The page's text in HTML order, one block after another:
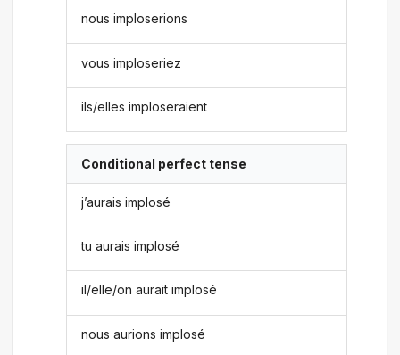
nous imploserions
vous imploseriez
ils/elles imploseraient
Conditional perfect tense
j’aurais implosé
tu aurais implosé
il/elle/on aurait implosé
nous aurions implosé